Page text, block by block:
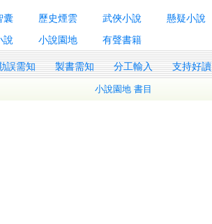
囊 歷史煙雲 武俠小說
懸疑小說
說 小說園地 有聲書籍
誤需知 製書需知 分工輸入 支持好讀
小說園地 書目